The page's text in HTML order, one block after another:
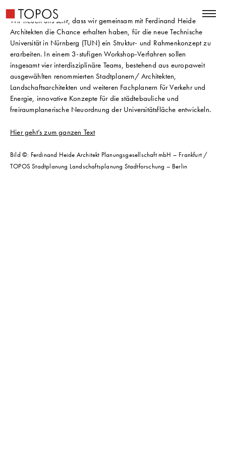
Wir freuen uns sehr, dass wir gemeinsam mit Ferdinand Heide
Architekten die Chance erhalten haben, für die neue Technische
Universität in Nürnberg (TUN) ein Struktur- und Rahmenkonzept zu
erarbeiten. In einem 3-stufigen Workshop-Verfahren sollen
insgesamt vier interdisziplinäre Teams, bestehend aus europaweit
ausgewählten renommierten Stadtplanern/ Architekten,
Landschaftsarchitekten und weiteren Fachplanern für Verkehr und
Energie, innovative Konzepte für die städtebauliche und
freiraumplanerische Neuordnung der Universitätsfläche entwickeln.
Hier geht’s zum ganzen Text
Bild ©: Ferdinand Heide Architekt Planungsgesellschaft mbH – Frankfurt /
TOPOS Stadtplanung Landschaftsplanung Stadtforschung – Berlin